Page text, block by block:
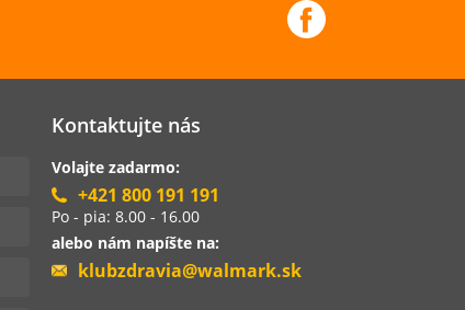
Kontaktujte nás
Volajte zadarmo:
+421 800 191 191
Po - pia: 8.00 - 16.00
alebo nám napíšte na:
klubzdravia@walmark.sk